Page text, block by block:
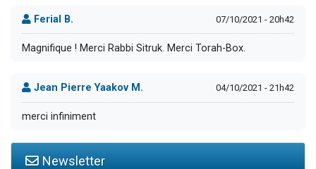
Ferial B. 07/10/2021 - 20h42
Magnifique ! Merci Rabbi Sitruk. Merci Torah-Box.
Jean Pierre Yaakov M. 04/10/2021 - 21h42
merci infiniment
Newsletter